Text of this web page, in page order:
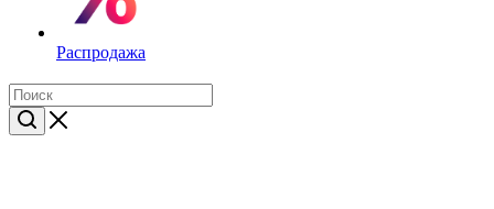
Распродажа